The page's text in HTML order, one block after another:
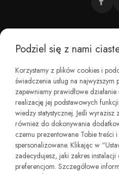
CZEMU BAREFOOT?
KIM JESTEŚMY?
REGULAMINY I ZWROTY
Podziel się z nami
Korzystamy z plików cookies i
świadczenia usług na najwyższym
zapewniamy prawidłowe
realizację jej podstawowych
wiedzy statystycznej. Jeśli
również do dokonywania
czemu prezentowane Tobie treści
spersonalizowane. Klikając w
zadecydujesz, jaki zakres
preferencjom. Szczegółowe